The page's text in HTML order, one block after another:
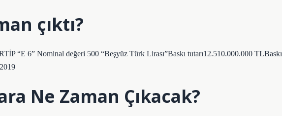
çıktı?
“E 6” Nominal değeri 500 “Beşyüz Türk Lirası”Baskı tutarı12.510.000.000 TLBaskı
Ne Zaman Çıkacak?